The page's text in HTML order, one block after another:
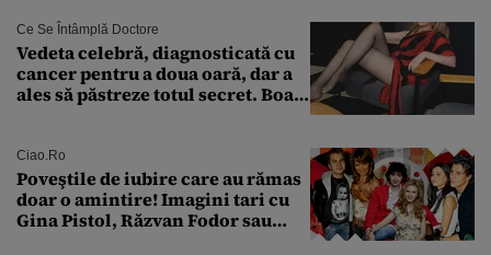
Ce Se Întâmplă Doctore
Vedeta celebră, diagnosticată cu
cancer pentru a doua oară, dar a
ales să păstreze totul secret. Boala
Ciao.ro
Poveştile de iubire care au rămas
doar o amintire! Imagini tari cu
Gina Pistol, Răzvan Fodor sau